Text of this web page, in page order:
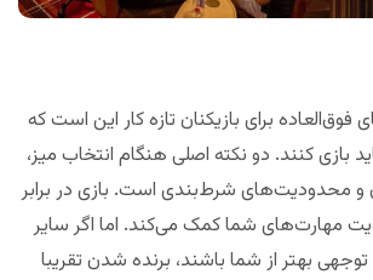
فوق‌العاده برای بازیکنان تازه کار این است که
بازی کنند. دو نکته اصلی هنگام انتخاب میز،
محدودیت‌های شرط‌بندی است. بازی در برابر
مهارت‌های شما کمک می‌کند. اما اگر سایر
توجهی بهتر از شما باشند، برنده شدن تقریبا